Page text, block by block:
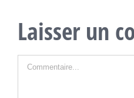
Laisser un
Commentaire